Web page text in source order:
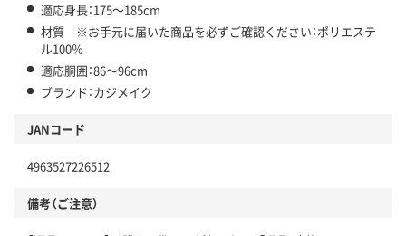
適応身長：175～185cm
材質 ※お手元に届いた商品を必ずご確認ください：ポリエステ
ル100％
適応胴囲：86～96cm
ブランド：カジメイク
JANコード
4963527226512
備考（ご注意）